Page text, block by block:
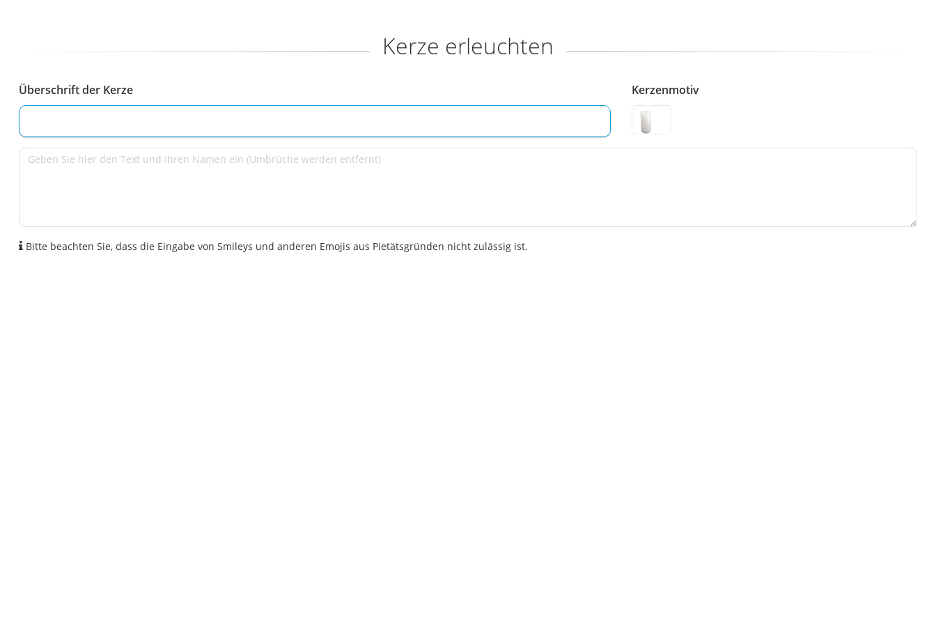
Kerze erleuchten
Überschrift der Kerze Kerzenmotiv
Bitte beachten Sie, dass die Eingabe von Smileys und anderen Emojis aus Pietätsgründen nicht zulässig ist.